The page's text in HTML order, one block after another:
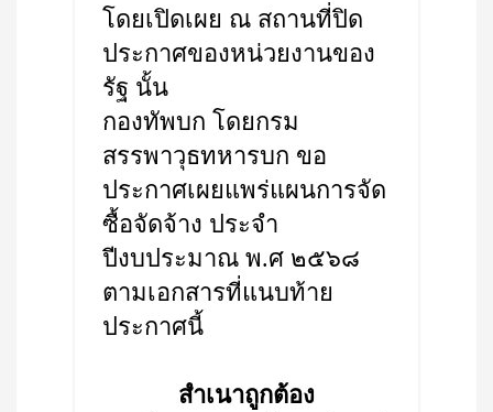
โดยเปิดเผย ณ สถานที่ปิด
ประกาศของหน่วยงานของ
รัฐ นั้น
กองทัพบก โดยกรม
สรรพาวุธทหารบก ขอ
ประกาศเผยแพร่แผนการจัด
ซื้อจัดจ้าง ประจำ
ปีงบประมาณ พ.ศ ๒๕๖๘
ตามเอกสารที่แนบท้าย
ประกาศนี้
สำเนาถูกต้อง